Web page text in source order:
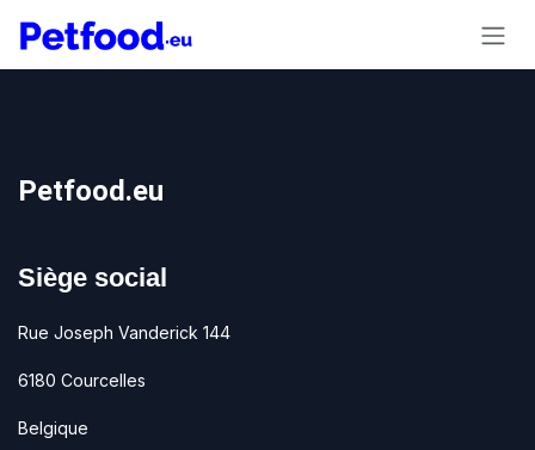
Petfood.eu
Siège social
Rue Joseph Vanderick 144
6180 Courcelles
Belgique